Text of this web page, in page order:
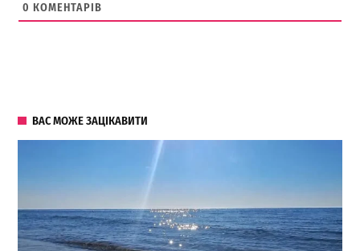
0 КОМЕНТАРІВ
ВАС МОЖЕ ЗАЦІКАВИТИ